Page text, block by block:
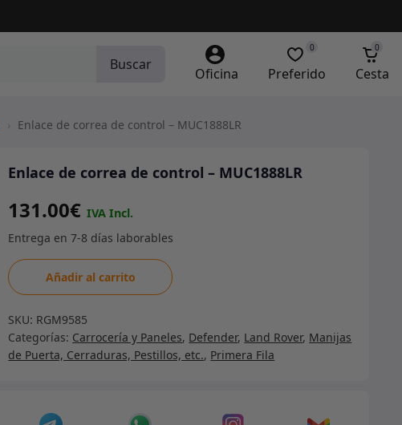
Buscar
Oficina Preferido
0
Cesta
0
› Enlace de correa de control – MUC1888LR
Enlace de correa de control – MUC1888LR
131.00€
Enlace
de
de
control
Añadir al carrito
SKU: RGM9585
Categorías: Carrocería y Paneles, Defender, Land Rover, Manijas
de Puerta, Cerraduras, Pestillos, etc., Primera Fila